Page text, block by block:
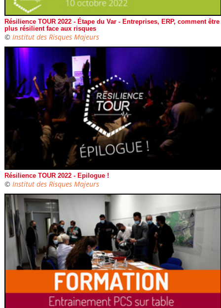
Résilience TOUR 2022 - Étape du Var - Entreprises, ERP, comment être
plus résilient face aux risques
© Institut des Risques Majeurs
Résilience TOUR 2022 - Epilogue !
© Institut des Risques Majeurs